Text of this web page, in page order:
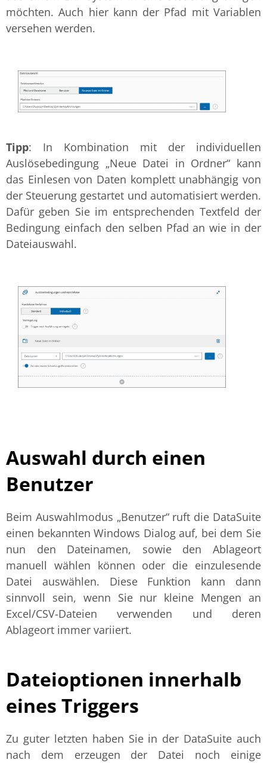
möchten. Auch hier kann der Pfad mit Variablen
versehen werden.
Tipp: In Kombination mit der individuellen
Auslösebedingung „Neue Datei in Ordner“ kann
das Einlesen von Daten komplett unabhängig von
der Steuerung gestartet und automatisiert werden.
Dafür geben Sie im entsprechenden Textfeld der
Bedingung einfach den selben Pfad an wie in der
Dateiauswahl.
Auswahl durch einen
Benutzer
Beim Auswahlmodus „Benutzer“ ruft die DataSuite
einen bekannten Windows Dialog auf, bei dem Sie
nun den Dateinamen, sowie den Ablageort
manuell wählen können oder die einzulesende
Datei auswählen. Diese Funktion kann dann
sinnvoll sein, wenn Sie nur kleine Mengen an
Excel/CSV-Dateien verwenden und deren
Ablageort immer variiert.
Dateioptionen innerhalb
eines Triggers
Zu guter letzten haben Sie in der DataSuite auch
nach dem erzeugen der Datei noch einige